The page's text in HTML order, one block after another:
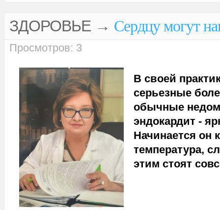
ЗДОРОВЬЕ→ Сердцу могут
Просмотров: 3
В своей
серьезные
обычные
эндокардит -
Начинается он
температура,
этим стоят